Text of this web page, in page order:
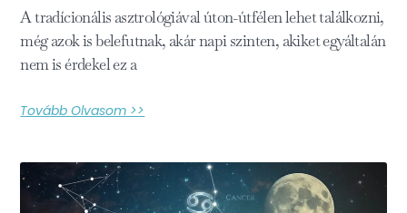
A tradícionális asztrológiával úton-útfélen lehet találkozni,
még azok is belefutnak, akár napi szinten, akiket egyáltalán
nem is érdekel ez a
Tovább Olvasom >>